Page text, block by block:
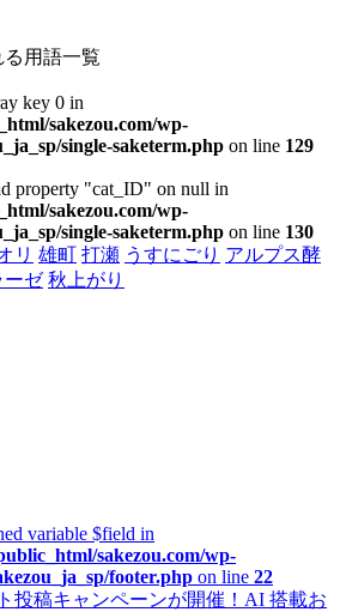
用語一覧
key 0 in
sakezou.com/wp-
single-saketerm.php on line 129
property "cat_ID" on null in
sakezou.com/wp-
single-saketerm.php on line 130
リ 雄町 打瀬 うすにごり アルプス酵
ーゼ 秋上がり
variable $field in
sakezou.com/wp-
footer.php on line 22
投稿キャンペーンが開催！AI 搭載お